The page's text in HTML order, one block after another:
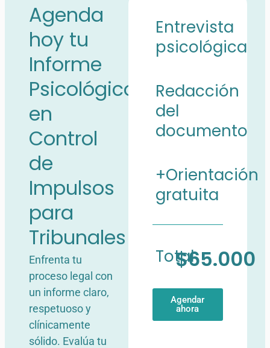
Agenda
hoy tu
Informe
Psicológico
en
Control
de
Impulsos
para
Tribunales
Enfrenta tu
proceso legal con
un informe claro,
respetuoso y
clínicamente
sólido. Evalúa tu
Entrevista
psicológica
Redacción
del
documento
+Orientación
gratuita
Total$65.000
Agendar
ahora